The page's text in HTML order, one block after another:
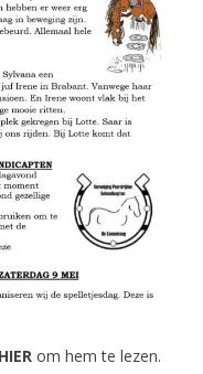
HIER om hem te lezen.